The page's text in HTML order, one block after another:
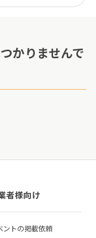
かりませんで
者様向け
ントの掲載依頼